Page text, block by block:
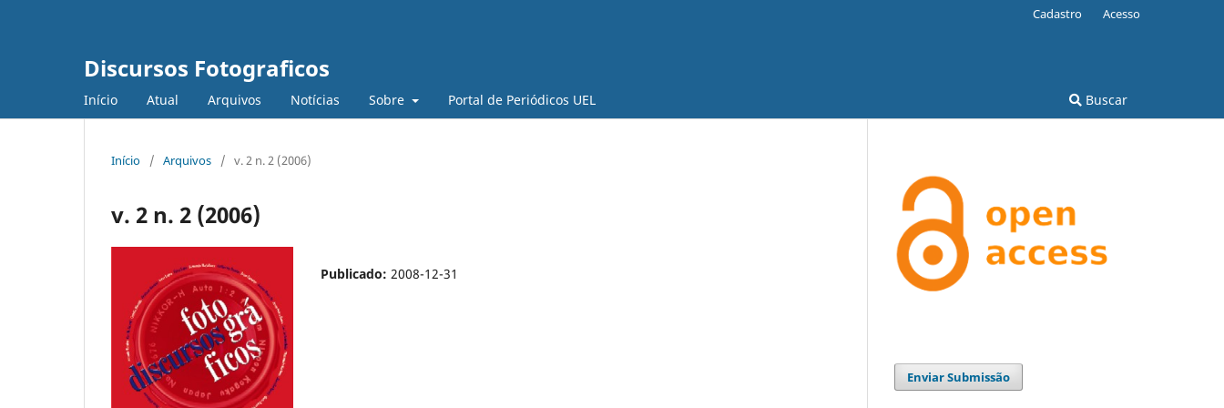
Discursos Fotograficos
Início Atual Arquivos Notícias Sobre Portal de Periódicos UEL Buscar
Cadastro Acesso
Início / Arquivos / v. 2 n. 2 (2006)
v. 2 n. 2 (2006)
Publicado: 2008-12-31
Enviar Submissão